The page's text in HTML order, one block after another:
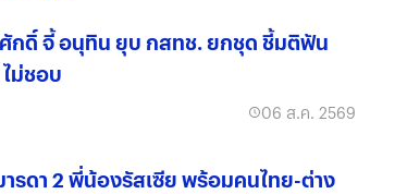
ช. ยกชุด ชี้มติฟัน
ม่ชอบ
06 ส.ค. 2569
ารดา 2 พี่น้องรัสเซีย พร้อมคนไทย-ต่าง